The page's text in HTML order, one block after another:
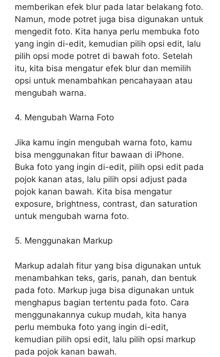
memberikan efek blur pada latar belakang foto.
Namun, mode potret juga bisa digunakan untuk
mengedit foto. Kita hanya perlu membuka foto
yang ingin di-edit, kemudian pilih opsi edit, lalu
pilih opsi mode potret di bawah foto. Setelah
itu, kita bisa mengatur efek blur dan memilih
opsi untuk menambahkan pencahayaan atau
mengubah warna.
4. Mengubah Warna Foto
Jika kamu ingin mengubah warna foto, kamu
bisa menggunakan fitur bawaan di iPhone.
Buka foto yang ingin di-edit, pilih opsi edit pada
pojok kanan atas, lalu pilih opsi adjust pada
pojok kanan bawah. Kita bisa mengatur
exposure, brightness, contrast, dan saturation
untuk mengubah warna foto.
5. Menggunakan Markup
Markup adalah fitur yang bisa digunakan untuk
menambahkan teks, garis, panah, dan bentuk
pada foto. Markup juga bisa digunakan untuk
menghapus bagian tertentu pada foto. Cara
menggunakannya cukup mudah, kita hanya
perlu membuka foto yang ingin di-edit,
kemudian pilih opsi edit, lalu pilih opsi markup
pada pojok kanan bawah.